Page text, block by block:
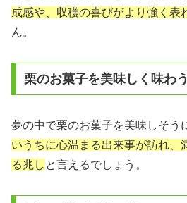
成感や、収穫の喜びがより強く表
ん。
栗のお菓子を美味しく味わ
夢の中で栗のお菓子を美味しそう
いうちに心温まる出来事が訪れ、
る兆し と言えるでしょう。